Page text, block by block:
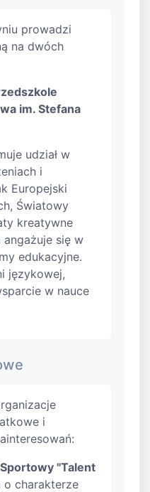
prowadzi
na dwóch
im. Stefana
udział w
i
Europejski
Światowy
kreatywne
angażuje się w
edukacyjne.
językowej,
w nauce
i
"Talent
o charakterze